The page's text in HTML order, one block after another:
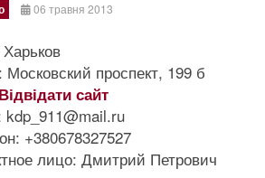
06 травня 2013
Харьков
Московский проспект, 199 б
Відвідати сайт
kdp_911@mail.ru
+380678327527
лицо: Дмитрий Петрович